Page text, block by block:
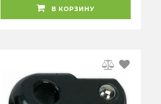
В КОРЗИНУ